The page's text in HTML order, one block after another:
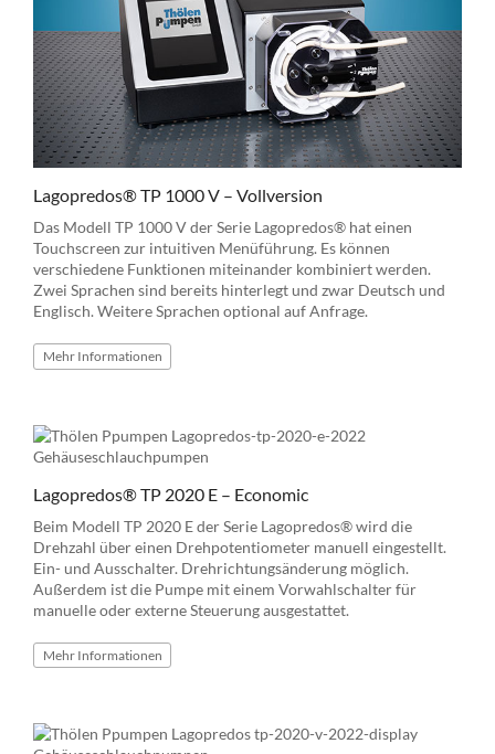
Lagopredos® TP 1000 V – Vollversion
Das Modell TP 1000 V der Serie Lagopredos® hat einen
Touchscreen zur intuitiven Menüführung. Es können
verschiedene Funktionen miteinander kombiniert werden.
Zwei Sprachen sind bereits hinterlegt und zwar Deutsch und
Englisch. Weitere Sprachen optional auf Anfrage.
MehrInformationen
Lagopredos® TP 2020 E – Economic
Beim Modell TP 2020 E der Serie Lagopredos® wird die
Drehzahl über einen Drehpotentiometer manuell eingestellt.
Ein- und Ausschalter. Drehrichtungsänderung möglich.
Außerdem ist die Pumpe mit einem Vorwahlschalter für
manuelle oder externe Steuerung ausgestattet.
MehrInformationen